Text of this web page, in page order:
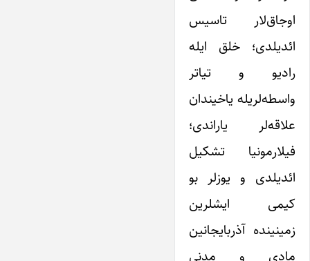
اوجاق‌لار تاسیس
ائدیلدی؛ خلق ایله
رادیو و تیاتر
واسطه‌لریله یاخیندان
علاقه‌لر یاراندی؛
فیلارمونیا تشکیل
ائدیلدی و یوزلر بو
کیمی ایشلرین
زمینینده آذربایجانین
مادی و مدنی